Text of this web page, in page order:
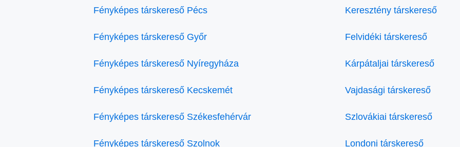
Fényképes társkereső Pécs
Fényképes társkereső Győr
Fényképes társkereső Nyíregyháza
Fényképes társkereső Kecskemét
Fényképes társkereső Székesfehérvár
Fényképes társkereső Szolnok
Keresztény társkereső
Felvidéki társkereső
Kárpátaljai társkereső
Vajdasági társkereső
Szlovákiai társkereső
Londoni társkereső